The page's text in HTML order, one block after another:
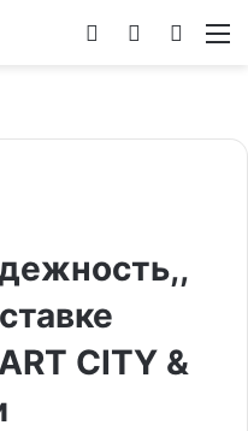
Switch
Войти
CITY &